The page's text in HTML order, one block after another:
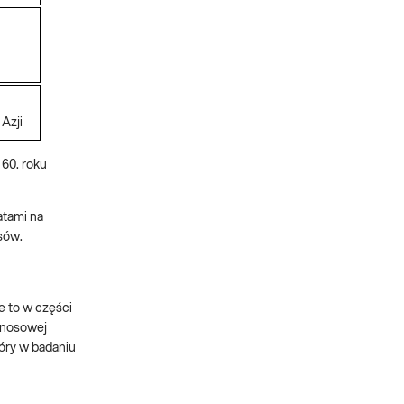
roku
na
to w części
w badaniu